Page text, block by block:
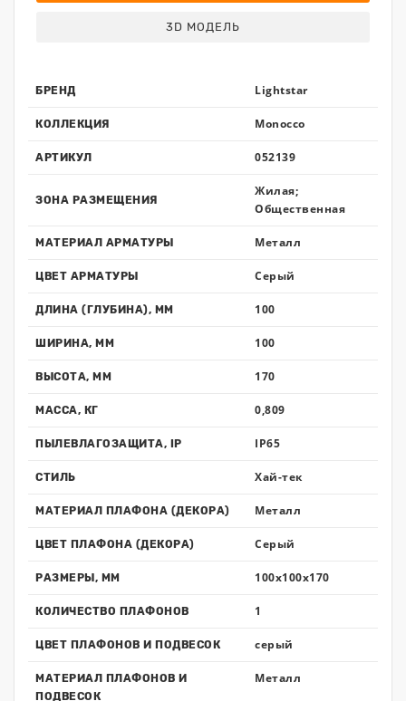
3D МОДЕЛЬ
БРЕНД Lightstar
КОЛЛЕКЦИЯ Monocco
АРТИКУЛ 052139
ЗОНА РАЗМЕЩЕНИЯ
Жилая;
Общественная
МАТЕРИАЛ АРМАТУРЫ Металл
ЦВЕТ АРМАТУРЫ Серый
ДЛИНА (ГЛУБИНА), ММ 100
ШИРИНА, ММ 100
ВЫСОТА, ММ 170
МАССА, КГ 0,809
ПЫЛЕВЛАГОЗАЩИТА, IP IP65
СТИЛЬ Хай-тек
МАТЕРИАЛ ПЛАФОНА (ДЕКОРА) Металл
ЦВЕТ ПЛАФОНА (ДЕКОРА) Серый
РАЗМЕРЫ, ММ 100x100x170
КОЛИЧЕСТВО ПЛАФОНОВ 1
ЦВЕТ ПЛАФОНОВ И ПОДВЕСОК серый
МАТЕРИАЛ ПЛАФОНОВ И
ПОДВЕСОК
Металл